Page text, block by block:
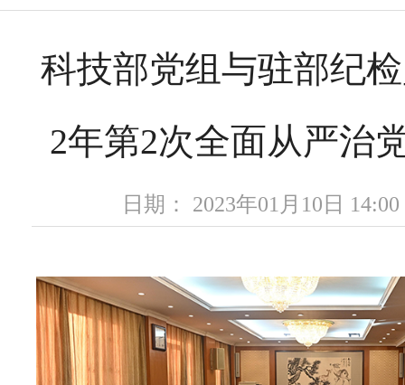
科技部党组与驻部纪
2年第2次全面从严治
日期： 2023年01月10日